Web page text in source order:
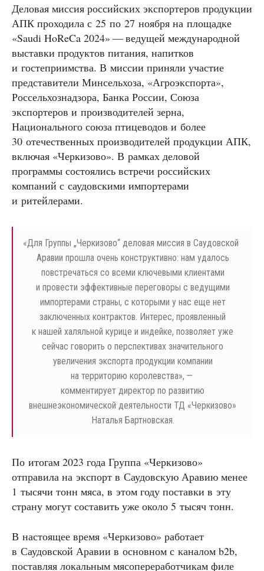
Деловая миссия российских экспортеров продукции
АПК проходила с 25 по 27 ноября на площадке
«Saudi HoReCa 2024» — ведущей международной
выставки продуктов питания, напитков
и гостеприимства. В миссии приняли участие
представители Минсельхоза, «Агроэкспорта»,
Россельхознадзора, Банка России, Союза
экспортеров и производителей зерна,
Национального союза птицеводов и более
30 отечественных производителей продукции АПК,
включая «Черкизово». В рамках деловой
программы состоялись встречи российских
компаний с саудовскими импортерами
и ритейлерами.
«Для Группы „Черкизово“ деловая миссия в Саудовской
Аравии прошла очень конструктивно: нам удалось
повстречаться со всеми ключевыми клиентами
и провести эффективные переговоры с ведущими
импортерами страны, с которыми у нас еще нет
заключенных контрактов. Интерес, проявленный
к нашей халяльной курице и индейке, позволяет уже
сейчас говорить о перспективах значительного
увеличения экспорта продукции компании
на территорию королевства», —
комментирует директор по развитию
внешнеэкономической деятельности ТД «Черкизово»
Наталья Бартновская.
По итогам 2023 года Группа «Черкизово»
отправила на экспорт в Саудовскую Аравию менее
1 тысячи тонн мяса, в этом году поставки в эту
страну могут составить уже около 5 тысяч тонн.
В настоящее время «Черкизово» работает
в Саудовской Аравии в основном с каналом b2b,
поставляя локальным мясопереработчикам филе